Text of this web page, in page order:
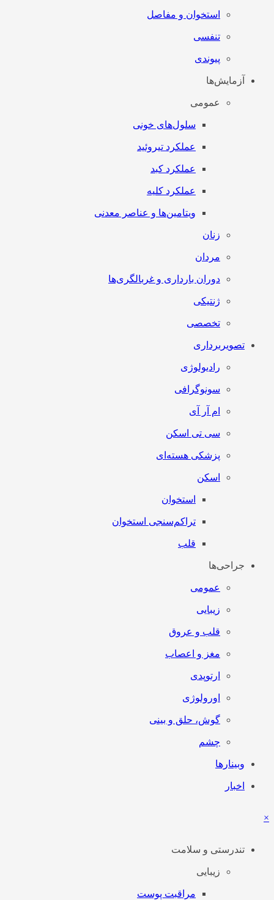
استخوان و مفاصل
تنفسی
پیوندی
آزمایش‌ها
عمومی
سلول‌های خونی
عملکرد تیروئید
عملکرد کبد
عملکرد کلیه
ویتامین‌ها و عناصر معدنی
زنان
مردان
دوران بارداری و غربالگری‌ها
ژنتیکی
تخصصی
تصویربرداری
رادیولوژی
سونوگرافی
ام آر آی
سی تی اسکن
پزشکی هسته‌ای
اسکن
استخوان
تراکم‌سنجی استخوان
قلب
جراحی‌ها
عمومی
زیبایی
قلب و عروق
مغز و اعصاب
ارتوپدی
اورولوژی
گوش، حلق و بینی
چشم
وبینارها
اخبار
×
تندرستی و سلامت
زیبایی
مراقبت پوست